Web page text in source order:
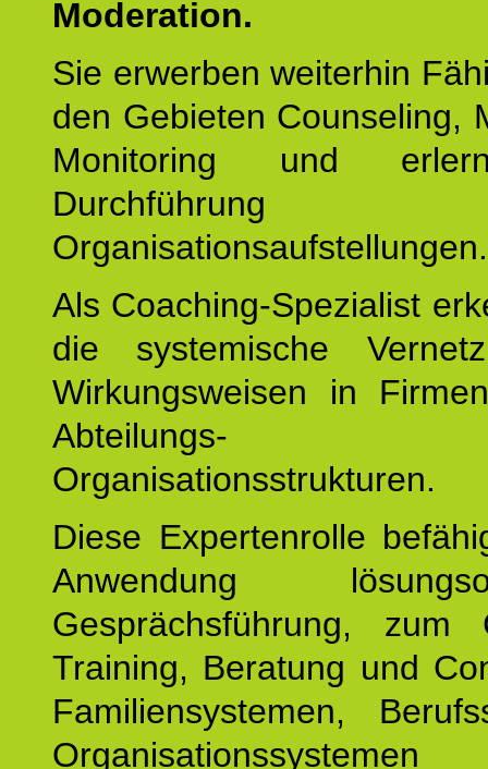
Moderation.
Sie erwerben weiterhin
den Gebieten Counseling,
Monitoring und
Organisationsaufstellungen.
Als Coaching-Spezialist
die systemische
Wirkungsweisen in
Abteilungs-
Organisationsstrukturen.
Diese Expertenrolle
Anwendung
Gesprächsführung, zum
Training, Beratung und
Familiensystemen,